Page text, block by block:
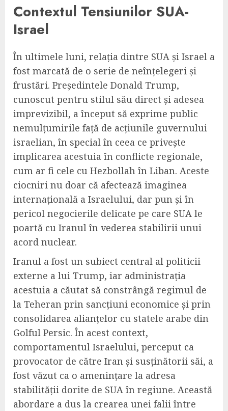
Contextul Tensiunilor SUA-
Israel
În ultimele luni, relația dintre SUA și Israel a
fost marcată de o serie de neînțelegeri și
frustări. Președintele Donald Trump,
cunoscut pentru stilul său direct și adesea
imprevizibil, a început să exprime public
nemulțumirile față de acțiunile guvernului
israelian, în special în ceea ce privește
implicarea acestuia în conflicte regionale,
cum ar fi cele cu Hezbollah în Liban. Aceste
ciocniri nu doar că afectează imaginea
internațională a Israelului, dar pun și în
pericol negocierile delicate pe care SUA le
poartă cu Iranul în vederea stabilirii unui
acord nuclear.
Iranul a fost un subiect central al politicii
externe a lui Trump, iar administrația
acestuia a căutat să constrângă regimul de
la Teheran prin sancțiuni economice și prin
consolidarea alianțelor cu statele arabe din
Golful Persic. În acest context,
comportamentul Israelului, perceput ca
provocator de către Iran și susținătorii săi, a
fost văzut ca o amenințare la adresa
stabilității dorite de SUA în regiune. Această
abordare a dus la crearea unei falii între